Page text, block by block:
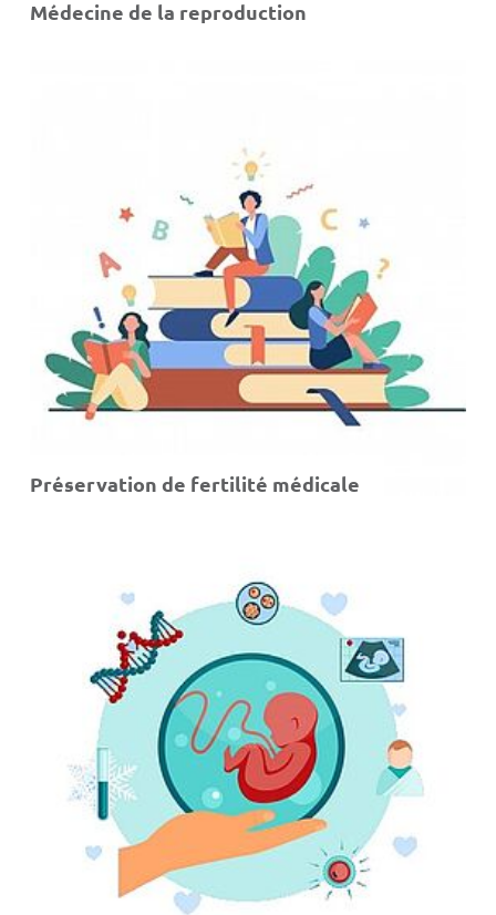
Médecine de la reproduction
Préservation de fertilité médicale